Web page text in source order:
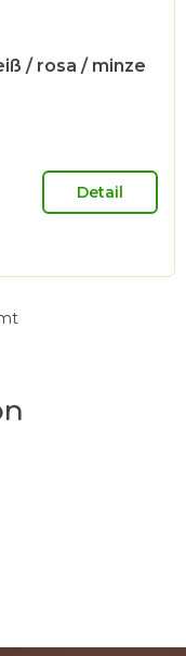
/ rosa / minze
Detail